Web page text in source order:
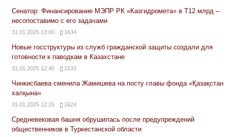
Сенатор: Финансирование МЭПР РК «Казгидромета» в Т12 млрд –
несопоставимо с его задачами
31.01.2025 13:00 1634
Новые госструктуры из служб гражданской защиты создали для
готовности к паводкам в Казахстане
31.01.2025 12:40 1533
Чинкисбаева сменила Жамишева на посту главы фонда «Қазақстан
халқына»
31.01.2025 12:15 1624
Средневековая башня обрушилась после предупреждений
общественников в Туркестанской области